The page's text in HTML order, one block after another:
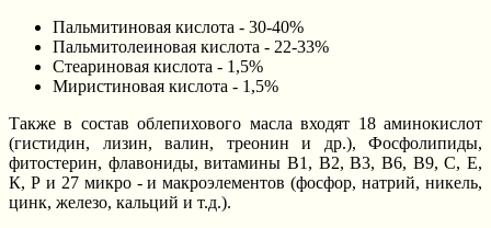
Пальмитиновая кислота - 30-40%
Пальмитолеиновая кислота - 22-33%
Стеариновая кислота - 1,5%
Миристиновая кислота - 1,5%
Также в состав облепихового масла входят 18 аминокислот
(гистидин, лизин, валин, треонин и др.), Фосфолипиды,
фитостерин, флавониды, витамины В1, В2, В3, В6, В9, С, Е,
К, Р и 27 микро - и макроэлементов (фосфор, натрий, никель,
цинк, железо, кальций и т.д.).